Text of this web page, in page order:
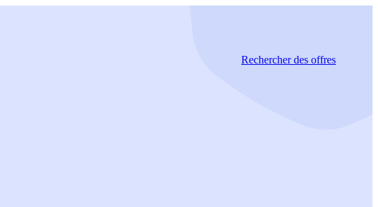
Rechercherdes offres